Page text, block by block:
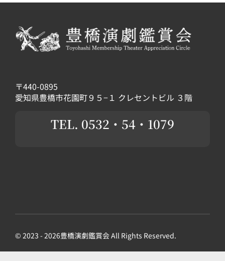
〒440-0895
愛知県豊橋市花園町９５−１ クレセントビル ３階
TEL. 0532・54・1079
© 2023 - 2026豊橋演劇鑑賞会 All Rights Reserved.